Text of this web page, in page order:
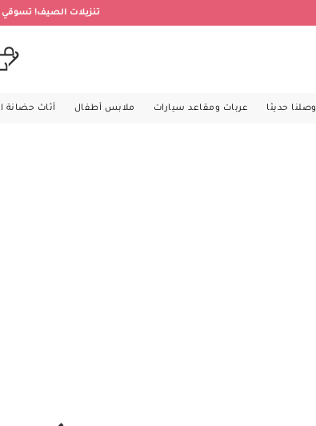
تنزيلات الصيف! تسوقي
وصلنا حديثا عربات ومقاعد سيارات ملابس أطفال أثاث حضانة